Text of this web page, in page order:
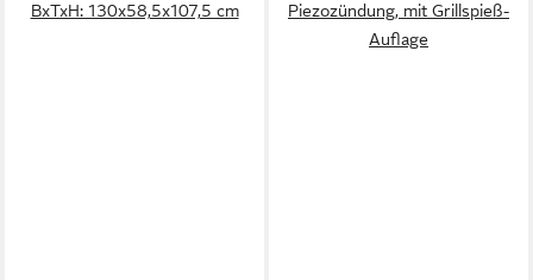
BxTxH: 130x58,5x107,5 cm
Piezozündung, mit Grillspieß-
Auflage